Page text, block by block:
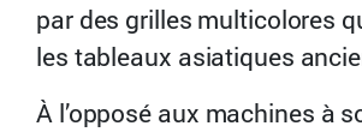
par des grilles multicolores
les tableaux asiatiques
À l’opposé aux machines à